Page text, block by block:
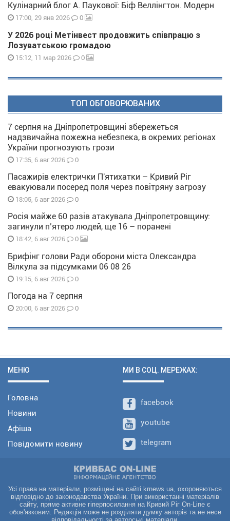
Кулінарний блог А. Паукової: Біф Веллінгтон. Модерн
17:00, 29 янв 2026 0
У 2026 році Метінвест продовжить співпрацю з
Лозуватською громадою
15:12, 11 мар 2026 0
ТОП ОБГОВОРЮВАНИХ
7 серпня на Дніпропетровщині збережеться
надзвичайна пожежна небезпека, в окремих регіонах
України прогнозують грози
17:35, 6 авг 2026 0
Пасажирів електрички П'ятихатки – Кривий Ріг
евакуювали посеред поля через повітряну загрозу
18:05, 6 авг 2026 0
Росія майже 60 разів атакувала Дніпропетровщину:
загинули п’ятеро людей, ще 16 – поранені
18:42, 6 авг 2026 0
Брифінг голови Ради оборони міста Олександра
Вілкула за підсумками 06 08 26
19:15, 6 авг 2026 0
Погода на 7 серпня
20:00, 6 авг 2026 0
МЕНЮ
Головна
Новини
Афіша
Повідомити новину
МИ В СОЦ. МЕРЕЖАХ:
facebook
youtube
telegram
Усі права на матеріали, розміщені на сайті krnews.ua, охороняються
відповідно до законодавства України. При використанні матеріалів
сайту, пряме активне гіперпосилання на Кривий Ріг On-Line є
обов'язковим. Редакція може не розділяти думку авторів та не несе